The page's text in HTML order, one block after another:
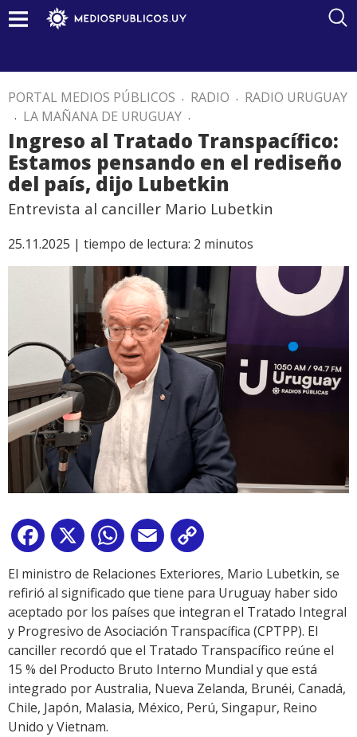
PORTAL MEDIOS PÚBLICOS . RADIO . RADIO URUGUAY
. LA MAÑANA DE URUGUAY .
Ingreso al Tratado Transpacífico:
Estamos pensando en el rediseño
del país, dijo Lubetkin
Entrevista al canciller Mario Lubetkin
25.11.2025 | tiempo de lectura: 2 minutos
Facebook
X WhatsApp
Email
Link
El ministro de Relaciones Exteriores, Mario Lubetkin, se
refirió al significado que tiene para Uruguay haber sido
aceptado por los países que integran el Tratado Integral
y Progresivo de Asociación Transpacífica (CPTPP). El
canciller recordó que el Tratado Transpacífico reúne el
15 % del Producto Bruto Interno Mundial y que está
integrado por Australia, Nueva Zelanda, Brunéi, Canadá,
Chile, Japón, Malasia, México, Perú, Singapur, Reino
Unido y Vietnam.